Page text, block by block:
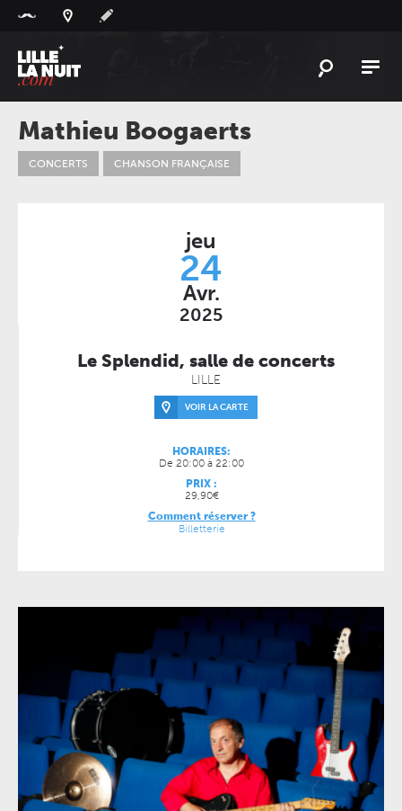
L'ACTU
L'AGENDA
Mathieu Boogaerts
CONCERTS CHANSON FRANÇAISE
jeu
24
Avr.
2025
Le Splendid, salle de concerts
LILLE
VOIR LA CARTE
HORAIRES:
De 20:00 à 22:00
PRIX :
29,90€
Comment réserver ?
Billetterie
Panneau de gestion des cookies